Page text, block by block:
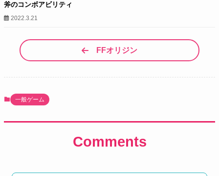
斧のコンボアビリティ
2022.3.21
FFオリジン
一般ゲーム
Comments